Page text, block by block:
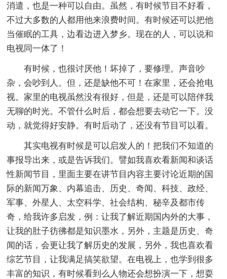
消遣，也是一种可以自由。虽然，有时候节目不好看，
不过大多数的人都用他来浪费时间。有时候还可以把他
当催眠的工具，边看边进入梦乡。现在的人，可以说和
电视同一体了！
有时候，也很讨厌他！坏掉了，要修理。声音吵
杂，会吵到人。但，还是缺他不可！在家里，还会抢电
视。家里的电视虽然没有很好，但是，还是可以陪伴我
无聊的时光。不管什么时后，都会想要去动它一下。没
动，就觉得好安静。有时后动了，还没有节目可以看。
其实电视有时候是可以启发人的！把我们不知道的
事报导出来，或是告诉我们。譬如我喜欢看新闻和谈话
性新闻节目，里面主要在讲节目内容主要讨论近期的国
际的新闻万象、内幕追击、历史、奇闻、科技、政经、
军事、外星人、太空科学、社会结构、秘辛及都市传
奇，给我许多启发，例：让我了解近期国内外的大事，
让我的肚子彷彿都是知识墨水，另外，主题是历史、奇
闻的话，会更让我了解历史的发展，另外，我也喜欢看
综艺节目，让我满足搞笑欲望。在电视上，也学到很多
丰富的知识，有时候看到么人物还会想扮演一下，想耍